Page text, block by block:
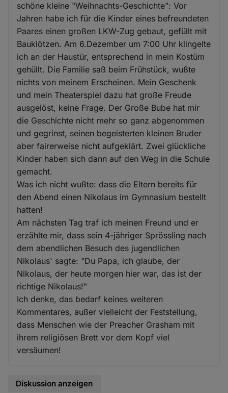
schöne kleine "Weihnachts-Geschichte": Vor
Jahren habe ich für die Kinder eines befreundeten
Paares einen großen LKW-Zug gebaut, gefüllt mit
Bauklötzen. Am 6.Dezember um 7:00 Uhr klingelte
ich an der Haustür, entsprechend in mein Kostüm
gehüllt. Die Familie saß beim Frühstück, wußte
nichts von meinem Erscheinen. Mein Geschenk
und mein Theaterspiel dazu hat große Freude
ausgelöst, keine Frage. Der Große Bube hat mir
die Geschichte nicht mehr so ganz abgenommen
und gegrinst, seinen begeisterten kleinen Bruder
aber fairerweise nicht aufgeklärt. Zwei glückliche
Kinder haben sich dann auf den Weg in die Schule
gemacht.
Was ich nicht wußte: dass die Eltern bereits für
den Abend einen Nikolaus im Gymnasium bestellt
hatten!
Am nächsten Tag traf ich meinen Freund und er
erzählte mir, dass sein 4-jähriger Sprössling nach
dem abendlichen Besuch des jugendlichen
Nikolaus' sagte: "Du Papa, ich glaube, der
Nikolaus, der heute morgen hier war, das ist der
richtige Nikolaus!"
Ich denke, das bedarf keines weiteren
Kommentares, außer vielleicht der Feststellung,
dass Menschen wie der Preacher Grasham mit
ihrem religiösen Brett vor dem Kopf viel
versäumen!
Diskussion anzeigen